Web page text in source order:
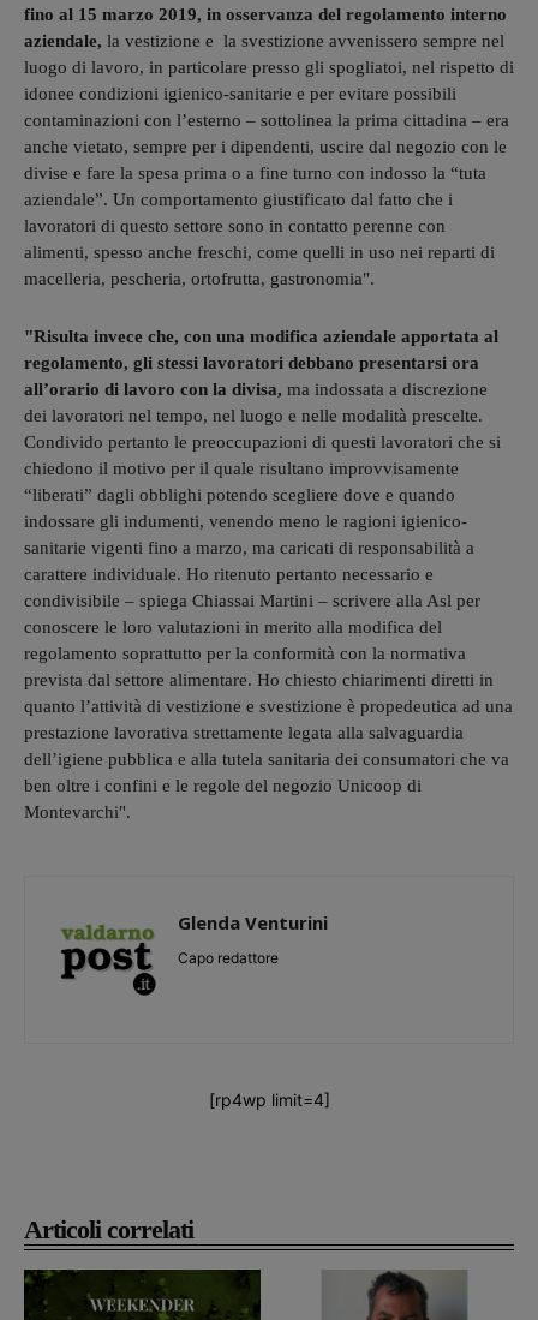
Articoli correlati
fino al 15 marzo 2019, in osservanza del regolamento interno
aziendale, la vestizione e la svestizione avvenissero sempre nel
luogo di lavoro, in particolare presso gli spogliatoi, nel rispetto di
idonee condizioni igienico-sanitarie e per evitare possibili
contaminazioni con l’esterno – sottolinea la prima cittadina – era
anche vietato, sempre per i dipendenti, uscire dal negozio con le
divise e fare la spesa prima o a fine turno con indosso la “tuta
aziendale”. Un comportamento giustificato dal fatto che i
lavoratori di questo settore sono in contatto perenne con
alimenti, spesso anche freschi, come quelli in uso nei reparti di
macelleria, pescheria, ortofrutta, gastronomia".
"Risulta invece che, con una modifica aziendale apportata al
regolamento, gli stessi lavoratori debbano presentarsi ora
all’orario di lavoro con la divisa, ma indossata a discrezione
dei lavoratori nel tempo, nel luogo e nelle modalità prescelte.
Condivido pertanto le preoccupazioni di questi lavoratori che si
chiedono il motivo per il quale risultano improvvisamente
“liberati” dagli obblighi potendo scegliere dove e quando
indossare gli indumenti, venendo meno le ragioni igienico-
sanitarie vigenti fino a marzo, ma caricati di responsabilità a
carattere individuale. Ho ritenuto pertanto necessario e
condivisibile – spiega Chiassai Martini – scrivere alla Asl per
conoscere le loro valutazioni in merito alla modifica del
regolamento soprattutto per la conformità con la normativa
prevista dal settore alimentare. Ho chiesto chiarimenti diretti in
quanto l’attività di vestizione e svestizione è propedeutica ad una
prestazione lavorativa strettamente legata alla salvaguardia
dell’igiene pubblica e alla tutela sanitaria dei consumatori che va
ben oltre i confini e le regole del negozio Unicoop di
Montevarchi".
Glenda Venturini
Capo redattore
[rp4wp limit=4]